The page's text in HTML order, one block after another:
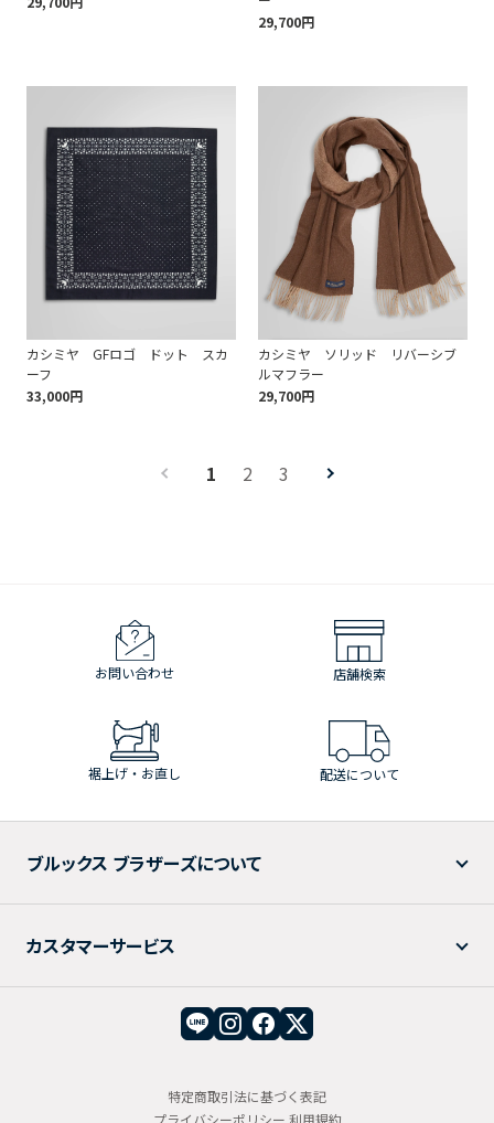
29,700円
カシミヤ GFロゴ ドット スカ
ーフ
33,000円
カシミヤ ソリッド リバーシブ
ルマフラー
29,700円
1 2 3
お問い合わせ 店舗検索
裾上げ・お直し 配送について
ブルックス ブラザーズについて
カスタマーサービス
特定商取引法に基づく表記
プライバシーポリシー 利用規約